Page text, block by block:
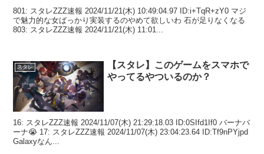
801: スタレZZZ速報 2024/11/21(木) 10:49:04.97 ID:i+TqR+zY0 マジ
で魅力的な女ばっかり実装するのやめて欲しいわ 石が足りなくなる
803: スタレZZZ速報 2024/11/21(木) 11:01...
スタレ
【スタレ】このゲームをスマホで
やってるやついるのか？
16: スタレZZZ速報 2024/11/07(木) 21:29:18.03 ID:0SIfd1If0 バーナバ
ーナ😭 17: スタレZZZ速報 2024/11/07(木) 23:04:23.64 ID:Tf9nPYjpd
Galaxyなん...